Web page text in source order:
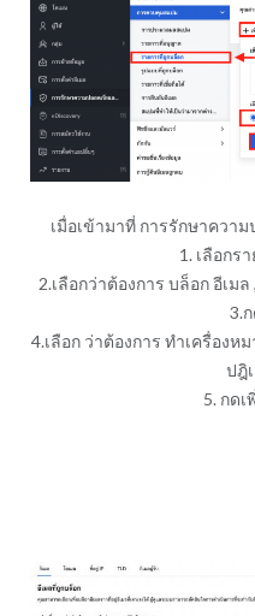
เมื่อเข้ามาที่ การรักษาควา
1. เลือกร
2.เลือกว่าต้องการ บล็อก อีเมล
3.
4.เลือก ว่าต้องการ ทำเครื่องห
ปฎิ
5. กดเ